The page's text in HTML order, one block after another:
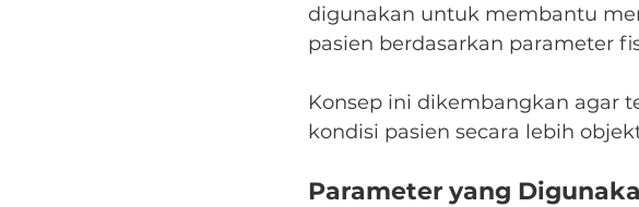
digunakan untuk membantu
pasien berdasarkan parameter
Konsep ini dikembangkan agar
kondisi pasien secara lebih
Parameter yang